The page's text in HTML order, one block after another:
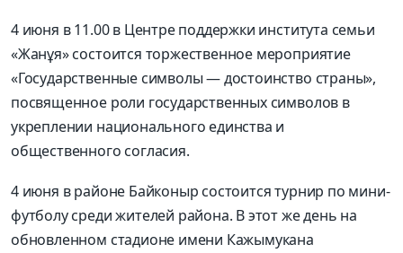
4 июня в 11.00 в Центре поддержки института семьи
«Жанұя» состоится торжественное мероприятие
«Государственные символы — достоинство страны»,
посвященное роли государственных символов в
укреплении национального единства и
общественного согласия.
4 июня в районе Байконыр состоится турнир по мини-
футболу среди жителей района. В этот же день на
обновленном стадионе имени Кажымукана